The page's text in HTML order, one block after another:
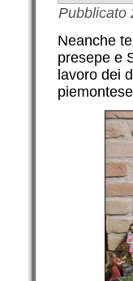
Pubblicato
Neanche
presepe e
lavoro dei